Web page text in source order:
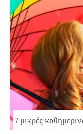
7 μικρές